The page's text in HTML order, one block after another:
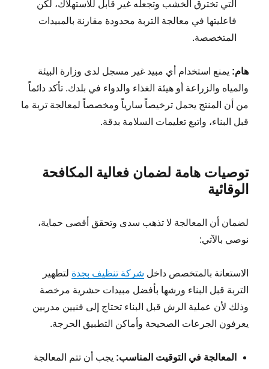
التي تخترق الخشب وتجعله غير قابل للاستهلاك، لكن
فاعليتها في معالجة التربة محدودة مقارنة بالمبيدات
المتخصصة.
هام: يمنع استخدام أي مبيد غير مسجل لدى وزارة البيئة
والمياه والزراعة أو هيئة الغذاء والدواء في بلدك. تأكد دائماً
من أن المنتج يحمل ترخيصاً سارياً ومخصصاً لمعالجة تربة ما
قبل البناء، واتبع تعليمات السلامة بدقة.
توصيات هامة لضمان فعالية المكافحة
الوقائية
لضمان أن المعالجة لا تذهب سدى وتحقق أقصى حماية،
نوصي بالآتي:
الاستعانة بالمتخصص داخل شركة تنظيف بجدة لتطهير
التربة قبل البناء ورشها بأفضل مبيدات حشرية مرخصة
وذلك لأن عملية الرش قبل البناء تحتاج إلى فنيين مدربين
يعرفون الجرعات الصحيحة وأماكن التطبيق الحرجة.
المعالجة في التوقيت المناسب: يجب أن تتم المعالجة